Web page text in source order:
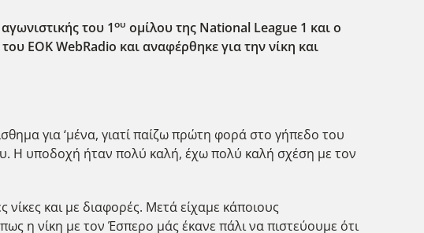
αγωνιστικής του 1ου ομίλου της National League 1 και ο
του ΕΟΚWebRadio και αναφέρθηκε για την νίκη και
για ‘μένα, γιατί παίζω πρώτη φορά στο γήπεδο του
Η υποδοχή ήταν πολύ καλή, έχω πολύ καλή σχέση με τον
νίκες και με διαφορές. Μετά είχαμε κάποιους
η νίκη με τον Έσπερο μάς έκανε πάλι να πιστεύουμε ότι